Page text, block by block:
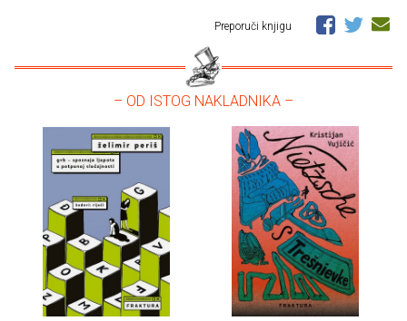
Preporuči knjigu
– OD ISTOG NAKLADNIKA –